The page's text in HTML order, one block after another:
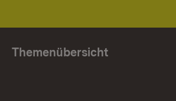
Themenübersicht